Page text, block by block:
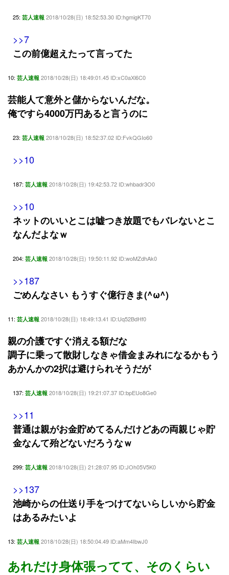
25: 芸人速報 2018/10/28(日) 18:52:53.30 ID:hgmigKT70
>>7
この前億超えたって言ってた
10: 芸人速報 2018/10/28(日) 18:49:01.45 ID:xC0aXl6C0
芸能人て意外と儲からないんだな。
俺ですら4000万円あると言うのに
23: 芸人速報 2018/10/28(日) 18:52:37.02 ID:FvkQGIo60
>>10
187: 芸人速報 2018/10/28(日) 19:42:53.72 ID:whbadr3O0
>>10
ネットのいいとこは嘘つき放題でもバレないとこ
なんだよなｗ
204: 芸人速報 2018/10/28(日) 19:50:11.92 ID:woMZdhAk0
>>187
ごめんなさい もうすぐ億行きま(^ω^)
11: 芸人速報 2018/10/28(日) 18:49:13.41 ID:Uq52BdHf0
親の介護ですぐ消える額だな
調子に乗って散財しなきゃ借金まみれになるかもう
あかんかの2択は避けられそうだが
137: 芸人速報 2018/10/28(日) 19:21:07.37 ID:bpEUo8Ge0
>>11
普通は親がお金貯めてるんだけどあの両親じゃ貯
金なんて殆どないだろうなｗ
299: 芸人速報 2018/10/28(日) 21:28:07.95 ID:JOh05V5K0
>>137
池崎からの仕送り手をつけてないらしいから貯金
はあるみたいよ
13: 芸人速報 2018/10/28(日) 18:50:04.49 ID:aMm4IbwJ0
あれだけ身体張ってて、そのくらい